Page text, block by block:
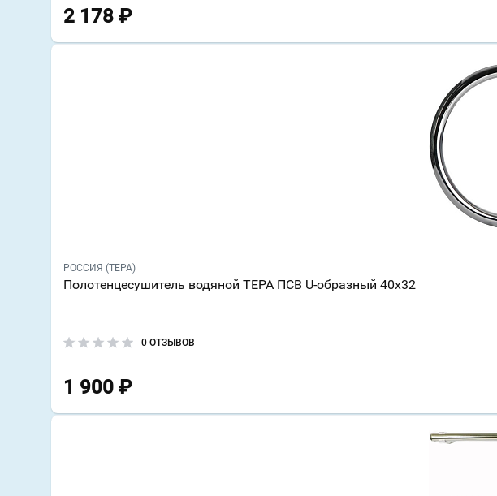
2 178 ₽
РОССИЯ (ТЕРА)
Полотенцесушитель водяной ТЕРА ПСВ U-образный 40х32
0 ОТЗЫВОВ
1 900 ₽
Москва
Мурманск
Всё верно